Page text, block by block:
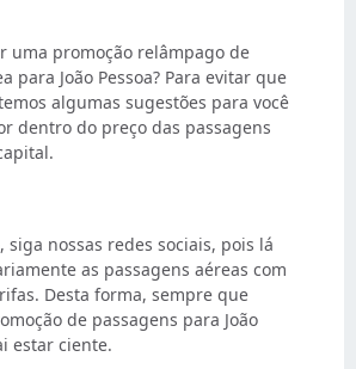
uma promoção relâmpago de
para João Pessoa? Para evitar que
algumas sugestões para você
dentro do preço das passagens
siga nossas redes sociais, pois lá
as passagens aéreas com
Desta forma, sempre que
de passagens para João
estar ciente.